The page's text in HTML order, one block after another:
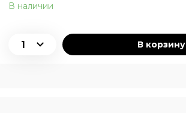
В наличии
В корзину